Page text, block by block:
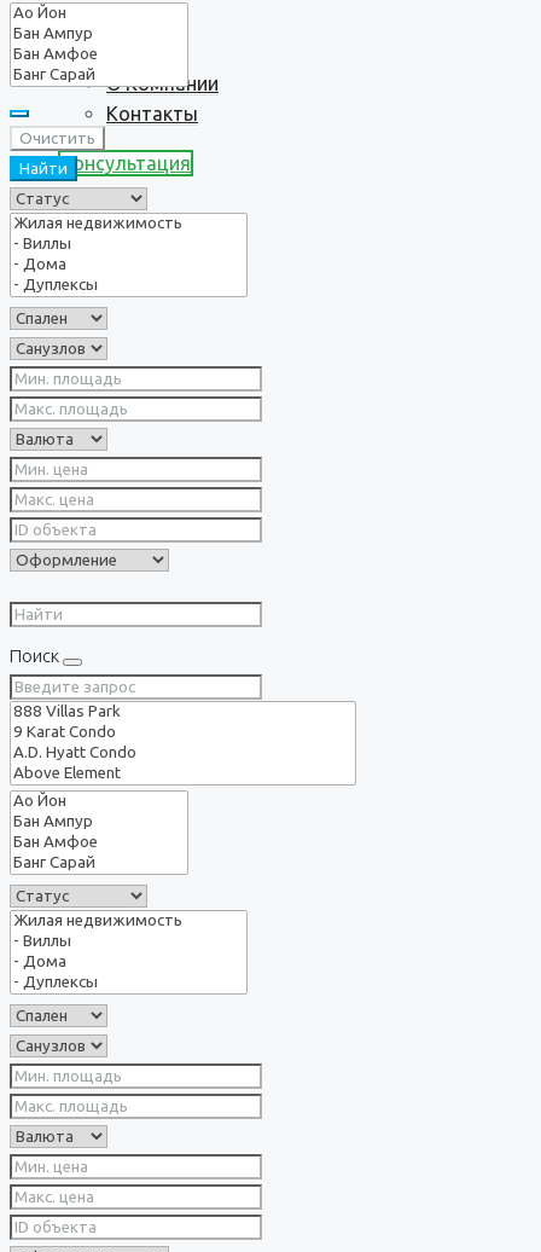
О нас
О Компании
Контакты
Консультация
Очистить
Найти
Поиск